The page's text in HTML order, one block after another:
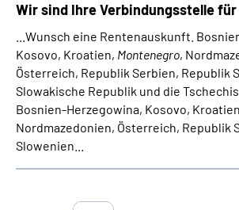
Wir sind Ihre Verbindungsstelle für
...Wunsch eine Rentenauskunft.
Kosovo, Kroatien, Montenegro,
Österreich, Republik Serbien, Republik
Slowakische Republik und die
Bosnien-Herzegowina, Kosovo,
Nordmazedonien, Österreich, Republik
Slowenien...